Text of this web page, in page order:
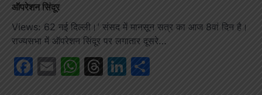
ऑपरेशन सिंदूर
Views: 62 नई दिल्ली।’ संसद में मानसून सत्र का आज 8वां दिन है।
राज्यसभा में ऑपरेशन सिंदूर पर लगातार दूसरे…
Facebook
EmailWhatsApp
Threads
LinkedIn